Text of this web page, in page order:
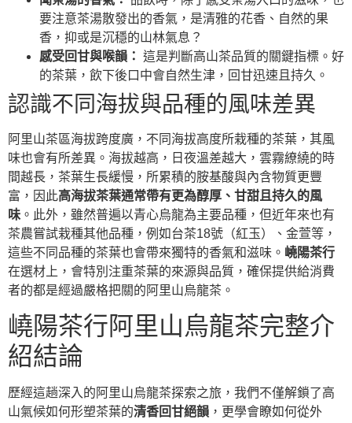
要注意茶湯散發出的香氣，是清雅的花香、自然的果
香，抑或是沉穩的山林氣息？
感受回甘與喉韻： 這是判斷高山茶品質的關鍵指標。好
的茶葉，飲下後口中會自然生津，回甘迅速且持久。
認識不同海拔與品種的風味差異
阿里山茶區海拔跨度廣，不同海拔高度所栽種的茶葉，其風
味也會有所差異。海拔越高，日夜溫差越大，雲霧繚繞的時
間越長，茶葉生長緩慢，所累積的胺基酸與內含物質更豐
富，因此高海拔茶葉通常帶有更為醇厚、甘甜且持久的風
味 。此外，雖然普遍以青心烏龍為主要品種，但近年來也有
茶農嘗試栽種其他品種，例如台茶18號（紅玉）、金萱等，
這些不同品種的茶葉也會帶來獨特的香氣和滋味。 嶢陽茶行
在選材上，會特別注重茶葉的來源與品質，確保提供給消費
者的都是經過嚴格把關的阿里山烏龍茶。
嶢陽茶行阿里山烏龍茶完整介
紹結論
歷經這趟深入的阿里山烏龍茶探索之旅，我們不僅解鎖了高
山氣候如何形塑茶葉的清香回甘絕韻 ，更學會瞭如何從外